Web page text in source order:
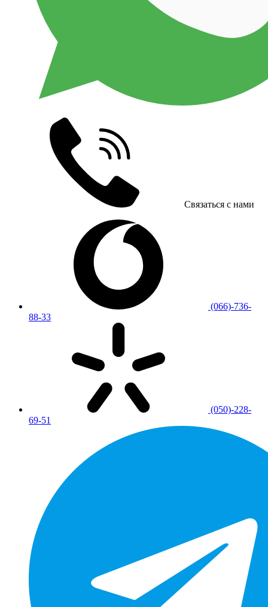
Связаться с нами
(066)-736-
88-33
(050)-228-
69-51